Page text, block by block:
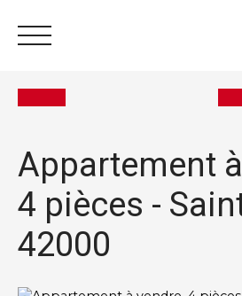
Acheter Vendre
Appartement
4 pièces -
42000